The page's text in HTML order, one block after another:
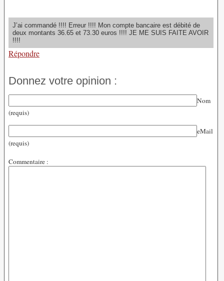
J’ai commandé !!!! Erreur !!!! Mon compte bancaire est débité de
deux montants 36.65 et 73.30 euros !!!! JE ME SUIS FAITE AVOIR
!!!!
Répondre
Donnez votre opinion :
Nom
(requis)
eMail
(requis)
Commentaire :